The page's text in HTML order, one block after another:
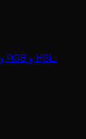
ارفع صورة وانقر لاستخراج رموز الألوان HEX و RGB و HSL.